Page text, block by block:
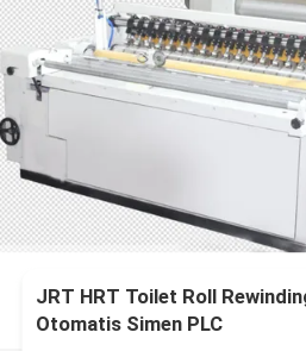
JRT HRT Toilet Roll
Otomatis Simen PLC